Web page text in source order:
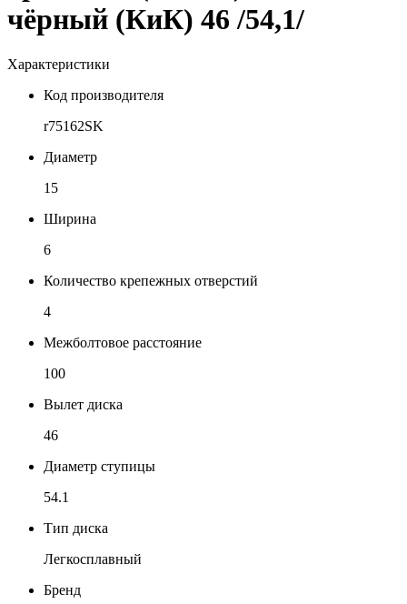
чёрный (КиК) 46 /54,1/
Характеристики
Код производителя
r75162SK
Диаметр
15
Ширина
6
Количество крепежных отверстий
4
Межболтовое расстояние
100
Вылет диска
46
Диаметр ступицы
54.1
Тип диска
Легкосплавный
Бренд